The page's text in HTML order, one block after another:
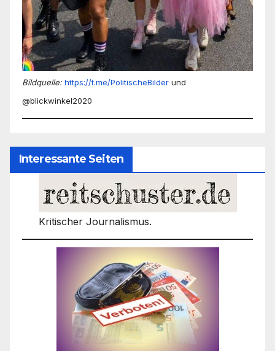
Bildquelle: https://t.me/PolitischeBilder und
@blickwinkel2020
Interessante Seiten
Kritischer Journalismus.